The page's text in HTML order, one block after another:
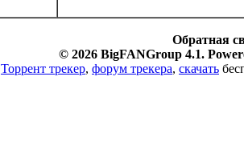
Обратная
© 2026 BigFANGroup 4.1.
Торрент трекер, форум трекера, скачать